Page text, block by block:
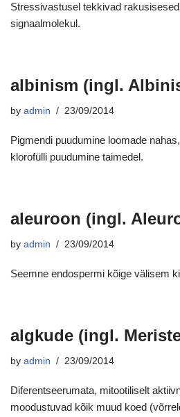
Stressivastusel tekkivad
signaalmolekul.
albinism (ingl.
by admin 23/09/2014
Pigmendi puudumine loomade
klorofülli puudumine taimedel.
aleuroon (ingl.
by admin 23/09/2014
Seemne endospermi kõige välisem
algkude (ingl.
by admin 23/09/2014
Diferentseerumata, mitootiliselt
moodustuvad kõik muud koed